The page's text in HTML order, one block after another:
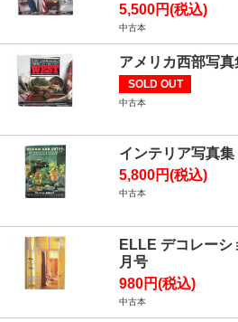
5,500円(税込)
中古本
アメリカ西部写真
SOLD OUT
中古本
インテリア写真集
5,800円(税込)
中古本
ELLE デコレーシ
月号
980円(税込)
中古本